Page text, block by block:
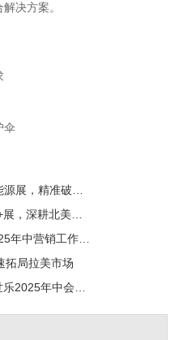
决方案。
伞
美世乐携定制光储方案亮相尼日利亚能源展，精准破解西非用电难题
美世乐携全场景光储方案闪耀美国RE+展，深耕北美赋能零碳转型
全面出击 冲刺卓越——美世乐召开2025年中营销工作会议
拓局拉美市场
聚焦核心责任 · 冲刺卓越目标——美世乐2025年中会议圆满举行